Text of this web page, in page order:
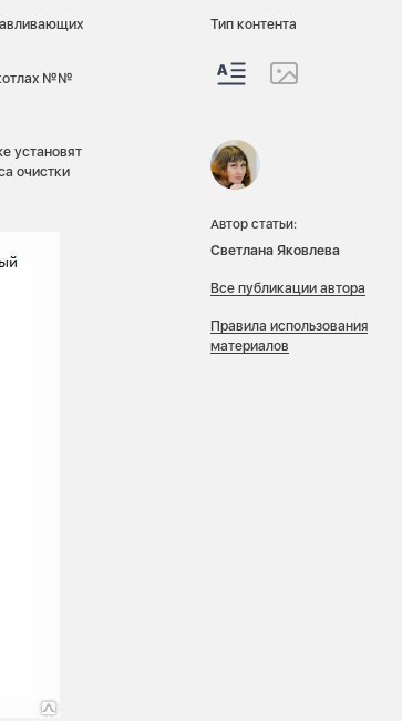
котлах №№
установят
очистки
Тип контента
Автор статьи:
Светлана Яковлева
Все публикации автора
Правила использования
материалов